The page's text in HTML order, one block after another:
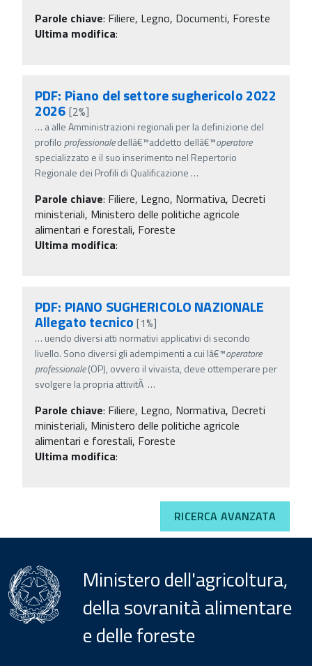
Parole chiave: Filiere, Legno, Documenti, Foreste
Ultima modifica:
PDF: Piano del settore sughericolo 2022
2026 [2%]
… a alle Amministrazioni regionali per la definizione del
profilo professionaledellâ€™addetto dellâ€™operatore
specializzato e il suo inserimento nel Repertorio
Regionale dei Profili di Qualificazione …
Parole chiave: Filiere, Legno, Normativa, Decreti
ministeriali, Ministero delle politiche agricole
alimentari e forestali, Foreste
Ultima modifica:
PDF: PIANO SUGHERICOLO NAZIONALE
Allegato tecnico [1%]
… uendo diversi atti normativi applicativi di secondo
livello. Sono diversi gli adempimenti a cui lâ€™operatore
professionale(OP), ovvero il vivaista, deve ottemperare per
svolgere la propria attivitÃ …
Parole chiave: Filiere, Legno, Normativa, Decreti
ministeriali, Ministero delle politiche agricole
alimentari e forestali, Foreste
Ultima modifica:
RICERCA AVANZATA
Ministero dell'agricoltura,
della sovranità alimentare
e delle foreste